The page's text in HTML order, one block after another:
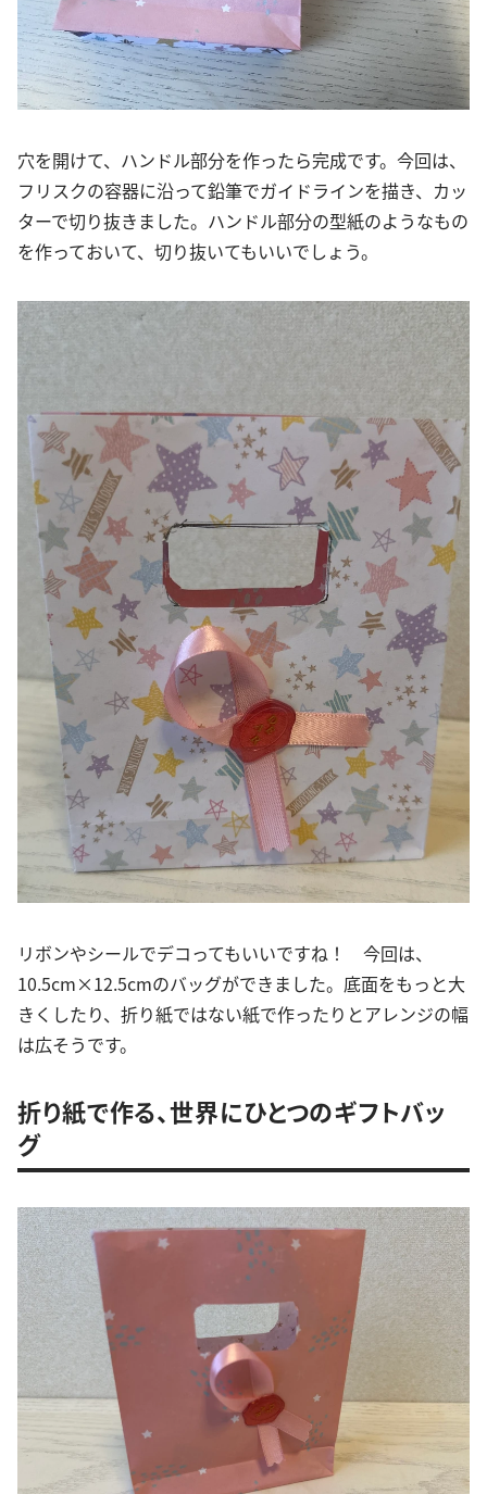
穴を開けて、ハンドル部分を作ったら完成です。今回は、
フリスクの容器に沿って鉛筆でガイドラインを描き、カッ
ターで切り抜きました。ハンドル部分の型紙のようなもの
を作っておいて、切り抜いてもいいでしょう。
リボンやシールでデコってもいいですね！ 今回は、
10.5cm×12.5cmのバッグができました。底面をもっと大
きくしたり、折り紙ではない紙で作ったりとアレンジの幅
は広そうです。
折り紙で作る、世界にひとつのギフトバッ
グ